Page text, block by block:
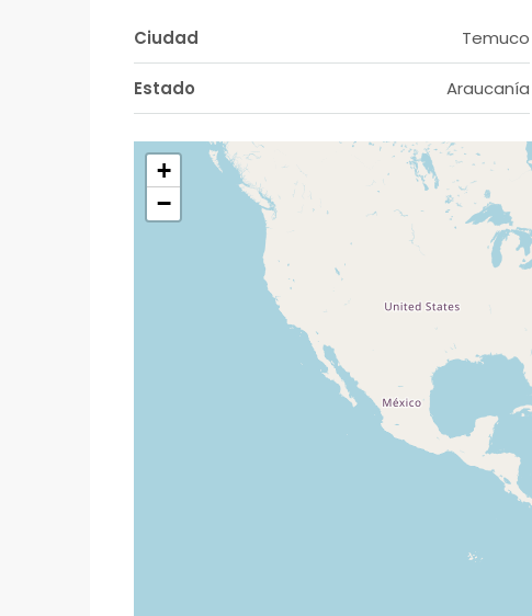
Ciudad Temuco
Estado Araucanía
+
−